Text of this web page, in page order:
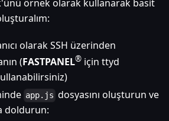
örnek olarak kullanarak basit
olarak SSH üzerinden
(FASTPANEL® için ttyd
app.js dosyasını oluşturun ve
doldurun: